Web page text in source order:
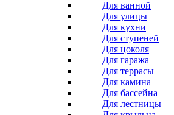
Для ванной
Для улицы
Для кухни
Для ступеней
Для цоколя
Для гаража
Для террасы
Для камина
Для бассейна
Для лестницы